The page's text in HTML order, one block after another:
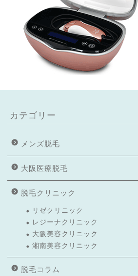
カテゴリー
メンズ脱毛
大阪医療脱毛
脱毛クリニック
リゼクリニック
レジーナクリニック
大阪美容クリニック
湘南美容クリニック
脱毛コラム